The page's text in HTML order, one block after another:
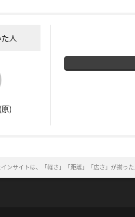
人
)
ンサイトは、「軽さ」「距離」「広さ」が揃っ